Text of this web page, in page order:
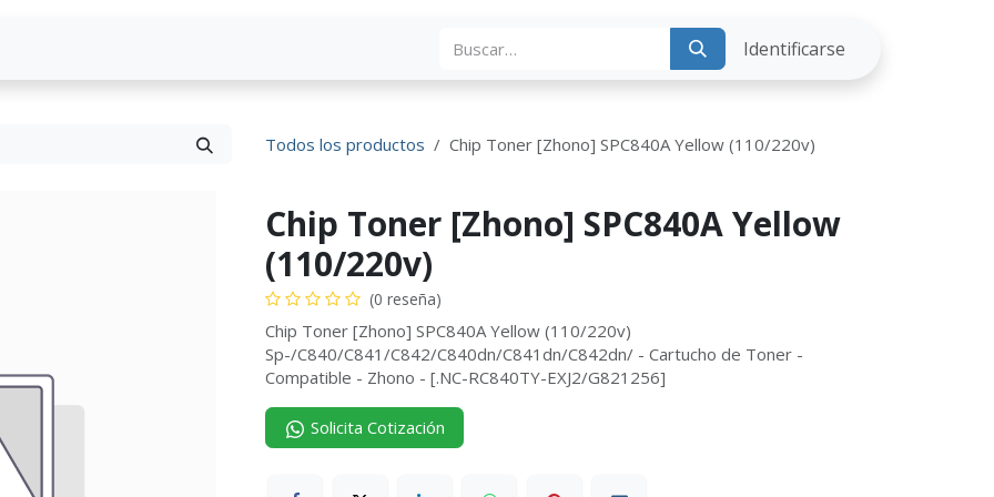
Convocatoria Identificarse
Todos los productos Chip Toner [Zhono] SPC840A Yellow (110/220v)
Chip Toner [Zhono] SPC840A Yellow
(110/220v)
(0 reseña)
Chip Toner [Zhono] SPC840A Yellow (110/220v)
Sp-/C840/C841/C842/C840dn/C841dn/C842dn/ - Cartucho de Toner -
Compatible - Zhono - [.NC-RC840TY-EXJ2/G821256]
Solicita Cotización